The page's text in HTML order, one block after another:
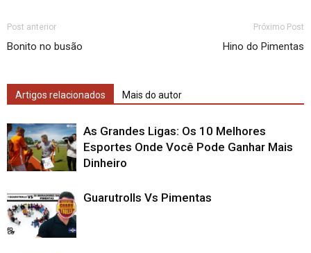
Post anterior
Bonito no busão
Próximo Post
Hino do Pimentas
Artigos relacionados Mais do autor
As Grandes Ligas: Os 10 Melhores
Esportes Onde Você Pode Ganhar Mais
Dinheiro
Guarutrolls Vs Pimentas